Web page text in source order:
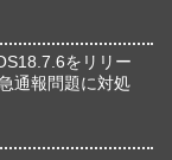
をリリー
通報問題に対処